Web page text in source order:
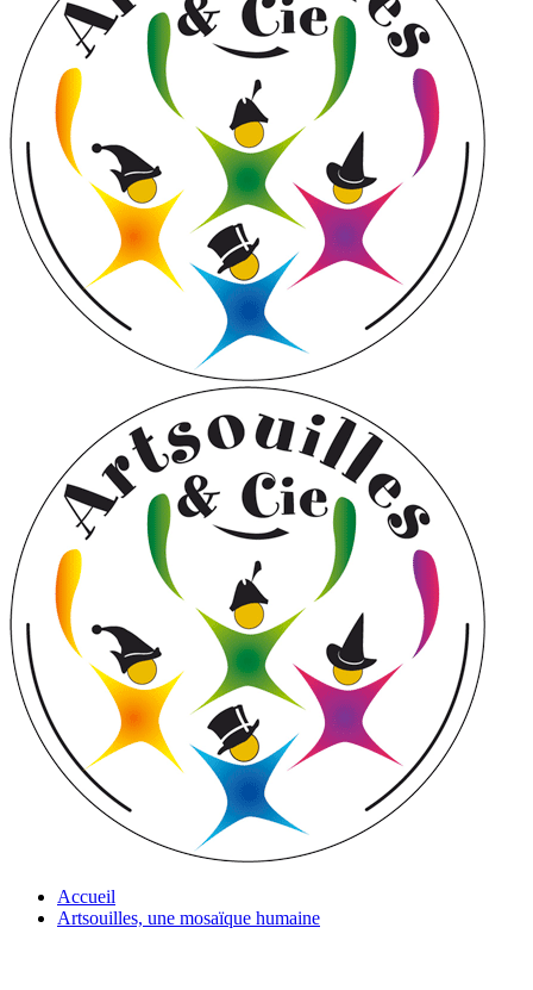
Accueil
Artsouilles, une mosaïque humaine